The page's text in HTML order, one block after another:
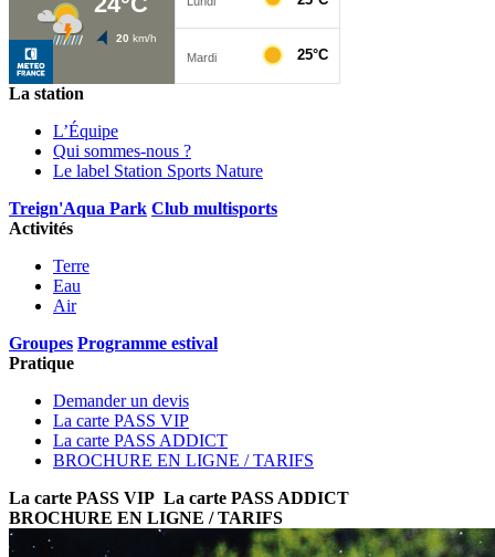
La station
L’Équipe
Qui sommes-nous ?
Le label Station Sports Nature
Treign'Aqua Park Club multisports
Activités
Terre
Eau
Air
Groupes Programme estival
Pratique
Demander un devis
La carte PASS VIP
La carte PASS ADDICT
BROCHURE EN LIGNE / TARIFS
La carte PASS VIP La carte PASS ADDICT
BROCHURE EN LIGNE / TARIFS